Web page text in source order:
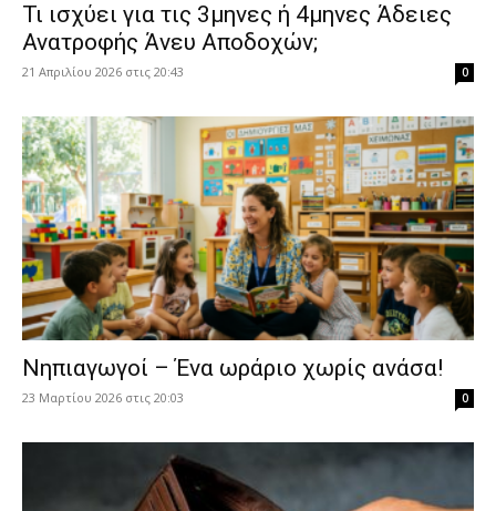
​Τι ισχύει για τις 3μηνες ή 4μηνες Άδειες
Ανατροφής Άνευ Αποδοχών;
21 Απριλίου 2026 στις 20:43 0
Νηπιαγωγοί – Ένα ωράριο χωρίς ανάσα!
23 Μαρτίου 2026 στις 20:03 0